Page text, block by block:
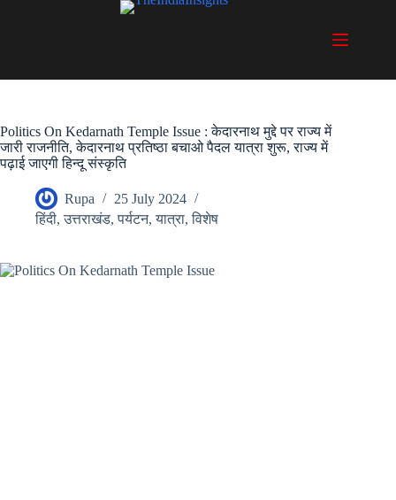
Politics On Kedarnath Temple Issue : केदारनाथ मुद्दे पर राज्य में
जारी राजनीति, केदारनाथ प्रतिष्ठा बचाओ पैदल यात्रा शुरू, राज्य में
पढ़ाई जाएगी हिन्दू संस्कृति
Rupa
25 July 2024
हिंदी,उत्तराखंड,पर्यटन,यात्रा,विशेष